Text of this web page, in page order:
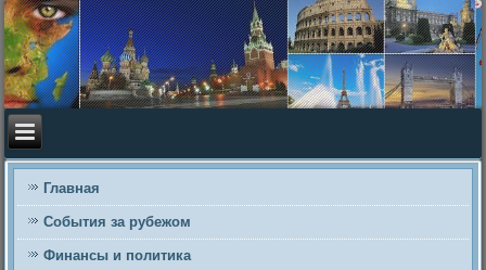
Главная
События за рубежом
Финансы и политика